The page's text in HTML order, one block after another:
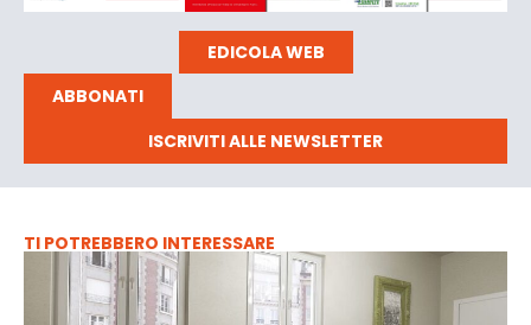
EDICOLA WEB
ABBONATI
ISCRIVITI ALLE NEWSLETTER
TI POTREBBERO INTERESSARE